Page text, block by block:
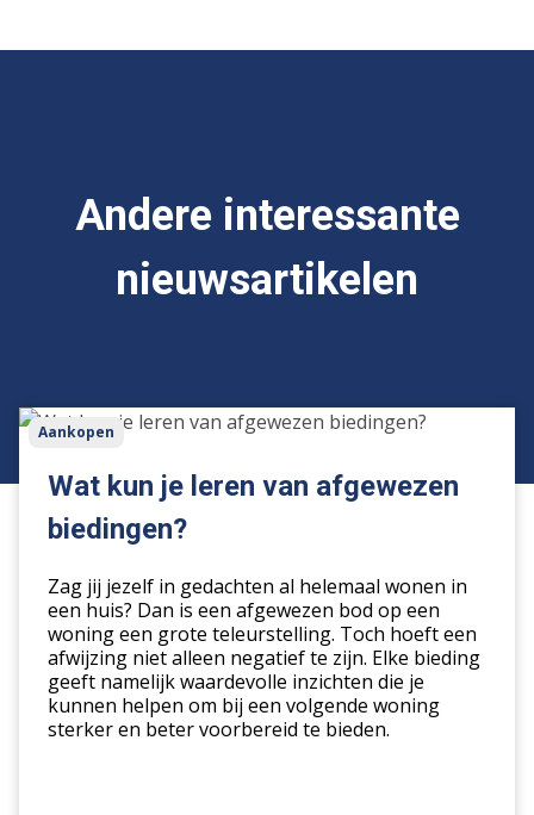
Andere interessante
nieuwsartikelen
Wat
je
van
biedingen?
Aankopen
Wat kun je leren van afgewezen
biedingen?
Zag jij jezelf in gedachten al helemaal wonen in
een huis? Dan is een afgewezen bod op een
woning een grote teleurstelling. Toch hoeft een
afwijzing niet alleen negatief te zijn. Elke bieding
geeft namelijk waardevolle inzichten die je
kunnen helpen om bij een volgende woning
sterker en beter voorbereid te bieden.